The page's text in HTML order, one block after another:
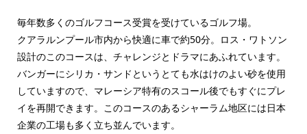
毎年数多くのゴルフコース受賞を受けているゴルフ場。
クアラルンプール市内から快適に車で約50分。ロス・ワトソン
設計のこのコースは、チャレンジとドラマにあふれています。
バンガーにシリカ・サンドというとても水はけのよい砂を使用
していますので、マレーシア特有のスコール後でもすぐにプレ
イを再開できます。このコースのあるシャーラム地区には日本
企業の工場も多く立ち並んでいます。